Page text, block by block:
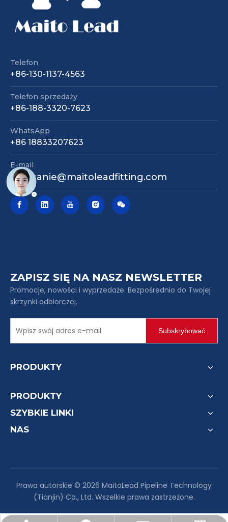
Telefon
+86-130-1137-4563
Telefon sprzedaży
+86-188-3320-7623
WhatsApp
+86 18833207623
E-mail
zapytanie@maitoleadfitting.com
ZAPISZ SIĘ NA NASZ NEWSLETTER
Promocje, nowości i wyprzedaże. Bezpośrednio do Twojej
skrzynki odbiorczej.
Subskrybować
PRODUKTY
PRODUKTY
SZYBKIE LINKI
NAS
Prawa autorskie © 2026 MaitoLead Pipeline Technology
(Tianjin) Co., Ltd. Wszelkie prawa zastrzeżone.